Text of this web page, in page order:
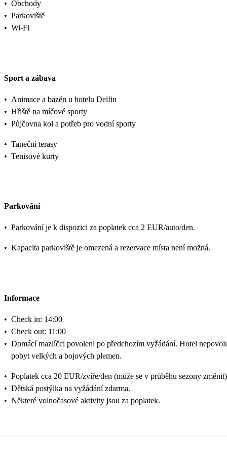
• Obchody
• Parkoviště
• Wi-Fi
Sport a zábava
• Animace a bazén u hotelu Delfin
• Hřiště na míčové sporty
• Půjčovna kol a potřeb pro vodní sporty
• Taneční terasy
• Tenisové kurty
Parkování
• Parkování je k dispozici za poplatek cca 2 EUR/auto/den.
• Kapacita parkoviště je omezená a rezervace místa není možná.
Informace
• Check in: 14:00
• Check out: 11:00
• Domácí mazlíčci povoleni po předchozím vyžádání. Hotel
pobyt velkých a bojových plemen.
• Poplatek cca 20 EUR/zvíře/den (může se v průběhu sezony změnit)
• Dětská postýlka na vyžádání zdarma.
• Některé volnočasové aktivity jsou za poplatek.